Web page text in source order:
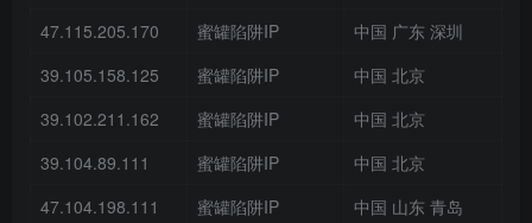
47.115.205.170
蜜罐陷阱IP
中国 广东 深圳
39.105.158.125
蜜罐陷阱IP
中国 北京
39.102.211.162
蜜罐陷阱IP
中国 北京
39.104.89.111
蜜罐陷阱IP
中国 北京
47.104.198.111
蜜罐陷阱IP
中国 山东 青岛